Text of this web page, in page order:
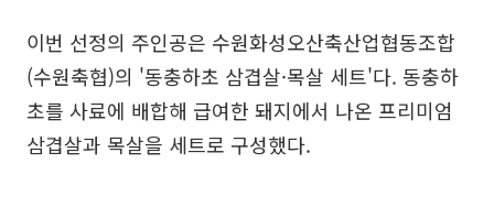
이번 선정의 주인공은 수원화성오산축산업협동조합
(수원축협)의 '동충하초 삼겹살·목살 세트'다. 동충하
초를 사료에 배합해 급여한 돼지에서 나온 프리미엄
삼겹살과 목살을 세트로 구성했다.